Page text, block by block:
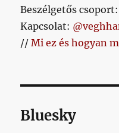
bejegyzéshez
Beszélgetős csoport:
Kapcsolat:
//Mi ez és hogyan
Bluesky